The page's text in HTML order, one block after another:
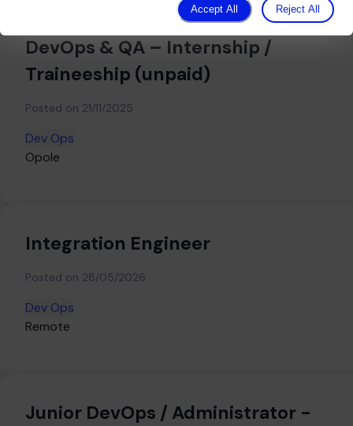
DevOps & QA – Internship /
Traineeship (unpaid)
Posted on 21/11/2025
Dev Ops
Opole
Integration Engineer
Posted on 28/05/2026
Dev Ops
Remote
Junior DevOps / Administrator -
Accept All Reject All